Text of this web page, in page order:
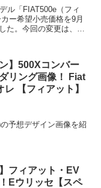
ル「FIAT500e（フィ
ー希望小売価格を9月
た。今回の変更は、原
】500Xコンバー
リング画像！ Fiat
【フィアット】
予想デザイン画像を紹
フィアット・EV
Eウリッセ【スペ